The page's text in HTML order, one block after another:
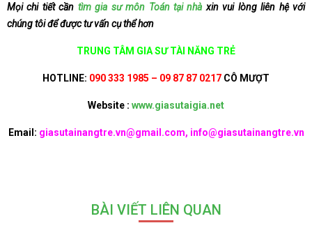
Mọi chi tiết cần tìm gia sư môn Toán tại nhà xin vui lòng liên hệ với
chúng tôi để được tư vấn cụ thể hơn
TRUNG TÂM GIA SƯ TÀI NĂNG TRẺ
HOTLINE: 090 333 1985 – 09 87 87 0217 CÔ MƯỢT
Website : www.giasutaigia.net
Email: giasutainangtre.vn@gmail.com, info@giasutainangtre.vn
BÀI VIẾT LIÊN QUAN